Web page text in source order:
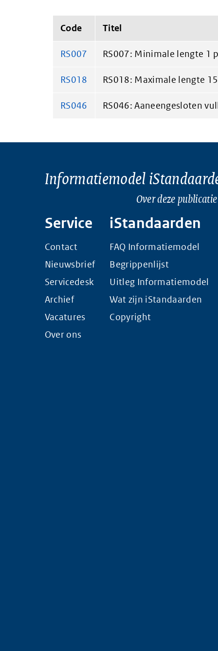
Code Titel
RS007 RS007: Minimale lengte 1
RS018 RS018: Maximale lengte
RS046 RS046: Aaneengesloten
Informatiemodel
Over deze publicatie
Service
Contact
Nieuwsbrief
Servicedesk
Archief
Vacatures
Over ons
iStandaarden
FAQ Informatiemodel
Begrippenlijst
Uitleg Informatiemodel
Wat zijn iStandaarden
Copyright